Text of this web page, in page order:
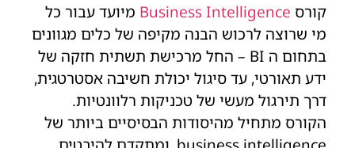
קורס Business Intelligence מיועד עבור כל
מי שרוצה לרכוש הבנה מקיפה של כלים מגוונים
בתחום ה BI – החל מרכישת תשתית חזקה של
ידע תאורטי, עד סיגול יכולת חשיבה אסטרטגית,
דרך תירגול מעשי של טכניקות רלוונטיות.
הקורס מתחיל מהיסודות הבסיסיים ביותר של